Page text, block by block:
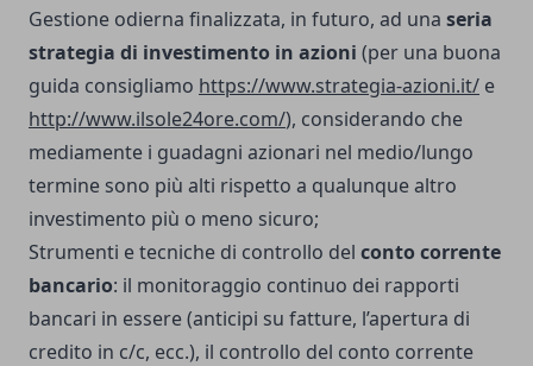
Gestione odierna finalizzata, in futuro, ad una seria
strategia di investimento in azioni (per una buona
guida consigliamo https://www.strategia-azioni.it/ e
http://www.ilsole24ore.com/), considerando che
mediamente i guadagni azionari nel medio/lungo
termine sono più alti rispetto a qualunque altro
investimento più o meno sicuro;
Strumenti e tecniche di controllo del conto corrente
bancario: il monitoraggio continuo dei rapporti
bancari in essere (anticipi su fatture, l’apertura di
credito in c/c, ecc.), il controllo del conto corrente